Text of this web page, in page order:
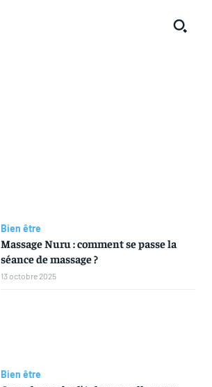
Bien être
Massage Nuru : comment se passe la
séance de massage ?
13 octobre 2025
Bien être